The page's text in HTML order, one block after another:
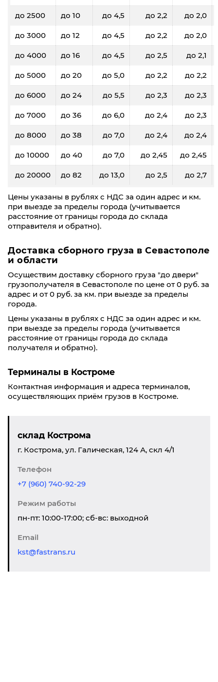
до 2500 до 10 до 4,5 до 2,2 до 2,0
до 3000 до 12 до 4,5 до 2,2 до 2,0
до 4000 до 16 до 4,5 до 2,5 до 2,1
до 5000 до 20 до 5,0 до 2,2 до 2,2
до 6000 до 24 до 5,5 до 2,3 до 2,3
до 7000 до 36 до 6,0 до 2,4 до 2,3
до 8000 до 38 до 7,0 до 2,4 до 2,4
до 10000 до 40 до 7,0 до 2,45 до 2,45
до 20000 до 82 до 13,0 до 2,5 до 2,7
Цены указаны в рублях с НДС за один адрес и км.
при выезде за пределы города (учитывается
расстояние от границы города до склада
отправителя и обратно).
Доставка сборного груза в Севастополе
и области
Осуществим доставку сборного груза "до двери"
грузополучателя в Севастополе по цене от 0 руб. за
адрес и от 0 руб. за км. при выезде за пределы
города.
Цены указаны в рублях с НДС за один адрес и км.
при выезде за пределы города (учитывается
расстояние от границы города до склада
получателя и обратно).
Терминалы в Костроме
Контактная информация и адреса терминалов,
осуществляющих приём грузов в Костроме.
склад Кострома
г. Кострома, ул. Галическая, 124 А, скл 4/1
Телефон
+7 (960) 740-92-29
Режим работы
пн-пт: 10:00-17:00; сб-вс: выходной
Email
kst@fastrans.ru